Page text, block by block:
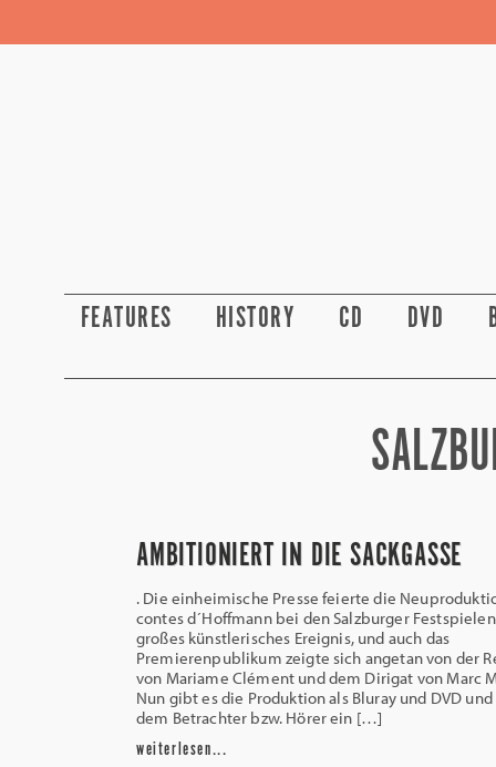
FEATURES HISTORY CD DVD
AMBITIONIERT IN DIE SACKGASSE
. Die einheimische Presse feierte die
contes d´Hoffmann bei den Salzburger
großes künstlerisches Ereignis, und auch das
Premierenpublikum zeigte sich angetan von der
von Mariame Clément und dem Dirigat von Marc
Nun gibt es die Produktion als Bluray und DVD
dem Betrachter bzw. Hörer ein […]
weiterlesen...